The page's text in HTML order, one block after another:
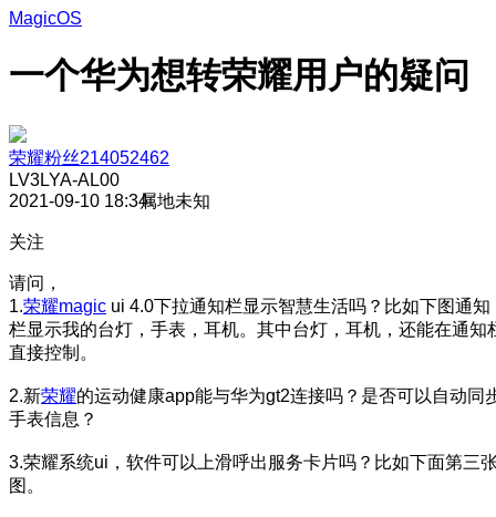
MagicOS
一个华为想转荣耀用户的疑问
荣耀粉丝214052462
LV3LYA-AL00
2021-09-10 18:34属地未知
关注
请问，
1.荣耀magic ui 4.0下拉通知栏显示智慧生活吗？比如下图通知
栏显示我的台灯，手表，耳机。其中台灯，耳机，还能在通知
直接控制。
2.新荣耀的运动健康app能与华为gt2连接吗？是否可以自动同
手表信息？
3.荣耀系统ui，软件可以上滑呼出服务卡片吗？比如下面第三
图。